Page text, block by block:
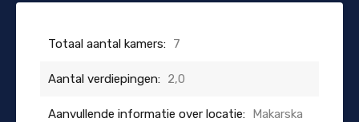
Totaal aantal kamers: 7
Aantal verdiepingen: 2,0
Aanvullende informatie over locatie: Makarska